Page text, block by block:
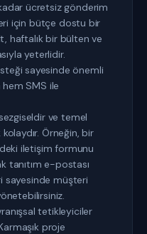
ücretsiz gönderim
için bütçe dostu bir
haftalık bir bülten ve
yeterlidir.
sayesinde önemli
hem SMS ile
ve temel
Örneğin, bir
iletişim formunu
tanıtım e-postası
sayesinde müşteri
tetikleyiciler
proje